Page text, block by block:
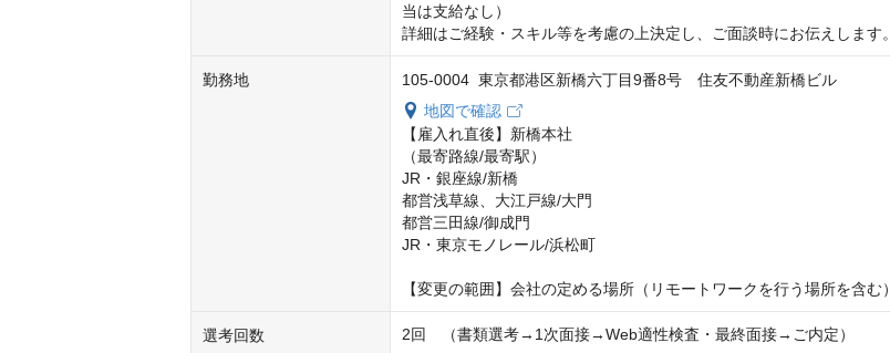
当は支給なし）
詳細はご経験・スキル等を考慮の上決定し、ご面談時にお伝えします。
勤務地
105-0004 東京都港区新橋六丁目9番8号 住友不動産新橋ビル
地図で確認
【雇入れ直後】新橋本社
（最寄路線/最寄駅）
JR・銀座線/新橋
都営浅草線、大江戸線/大門
都営三田線/御成門
JR・東京モノレール/浜松町
【変更の範囲】会社の定める場所（リモートワークを行う場所を含む）
選考回数 2回　（書類選考→1次面接→Web適性検査・最終面接→ご内定）